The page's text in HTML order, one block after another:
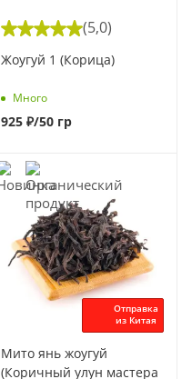
(5,0)
Жоугуй 1 (Корица)
Много
925 ₽/50 гр
Отправка
из Китая
Мито янь жоугуй
(Коричный улун мастера